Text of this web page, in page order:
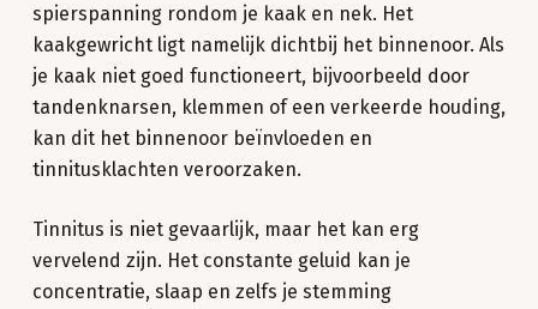
spierspanning rondom je kaak en nek. Het
kaakgewricht ligt namelijk dichtbij het binnenoor. Als
je kaak niet goed functioneert, bijvoorbeeld door
tandenknarsen, klemmen of een verkeerde houding,
kan dit het binnenoor beïnvloeden en
tinnitusklachten veroorzaken.
Tinnitus is niet gevaarlijk, maar het kan erg
vervelend zijn. Het constante geluid kan je
concentratie, slaap en zelfs je stemming